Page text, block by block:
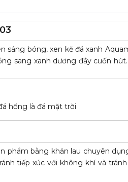
sáng bóng, xen kẽ đá xanh
sang xanh dương đầy cuốn
hồng là đá mặt trời
phẩm bằng khăn lau chuyên
tiếp xúc với không khí và